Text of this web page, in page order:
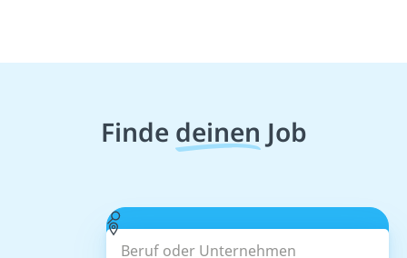
Finde deinen Job
Beruf oder Unternehmen
Suchen